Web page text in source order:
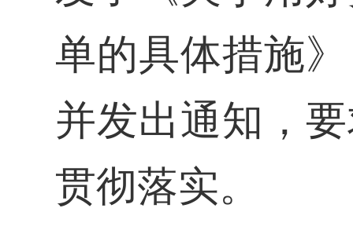
单的具体措施
并发出通知，
贯彻落实。